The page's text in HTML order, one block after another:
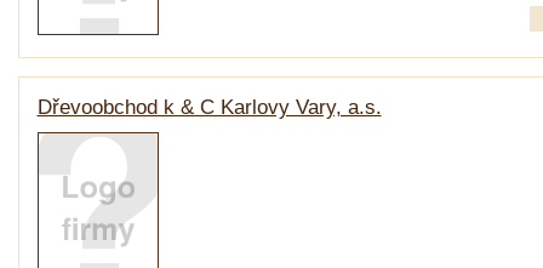
Dřevoobchod k & C Karlovy Vary, a.s.